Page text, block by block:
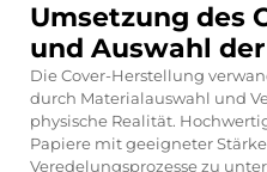
Umsetzung des
und Auswahl
Die Cover-Herstellung
durch Materialauswahl und
physische Realität.
Papiere mit geeigneter
Veredelungsprozesse zu